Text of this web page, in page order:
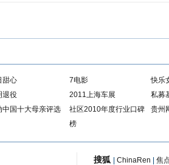
甜心 7电影
快乐
退役 2011上海车展
私募
中国十大母亲评选
社区2010年度行业口碑
榜
贵州
搜狐 ChinaRen 焦